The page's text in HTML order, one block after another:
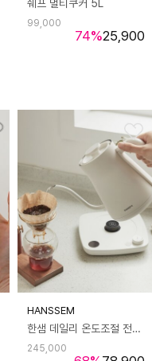
쉐프 멀티쿠커 5L
74%
99,000
25,900
HANSSEM
한샘 데일리 온도조절 전기포트
245,000